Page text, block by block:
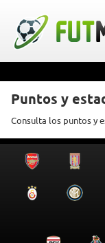
Puntos y
Consulta los puntos y